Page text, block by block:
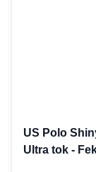
US Polo
Ultra tok -